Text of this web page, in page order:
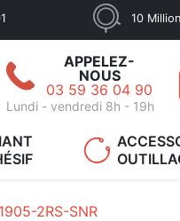
10
APPELEZ-
NOUS
03 59 36 04 90
Lundi - vendredi 8h - 19h
2RS-SNR